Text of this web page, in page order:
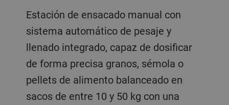
Estación de ensacado manual con
sistema automático de pesaje y
llenado integrado, capaz de dosificar
de forma precisa granos, sémola o
pellets de alimento balanceado en
sacos de entre 10 y 50 kg con una